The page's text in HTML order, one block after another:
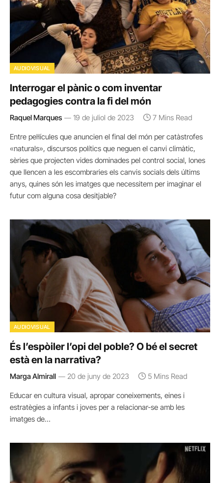
AUDIOVISUAL
Interrogar el pànic o com inventar
pedagogies contra la fi del món
Raquel Marques 19 de juliol de 2023 7 Mins Read
Entre pel·lícules que anuncien el final del món per catàstrofes
«naturals», discursos polítics que neguen el canvi climàtic,
sèries que projecten vides dominades pel control social, lones
que llencen a les escombraries els canvis socials dels últims
anys, quines són les imatges que necessitem per imaginar el
futur com alguna cosa desitjable?
AUDIOVISUAL
És l’espòiler l’opi del poble? O bé el secret
està en la narrativa?
Marga Almirall 20 de juny de 2023 5 Mins Read
Educar en cultura visual, apropar coneixements, eines i
estratègies a infants i joves per a relacionar-se amb les
imatges de…